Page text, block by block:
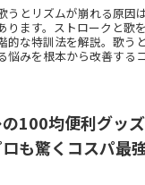
うとリズムが崩れる原因
ります。ストロークと歌
的な特訓法を解説。歌う
悩みを根本から改善する
100均便利グッ
も驚くコスパ最